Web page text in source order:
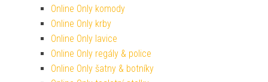
Online Only komody
Online Only krby
Online Only lavice
Online Only regály & police
Online Only šatny & botníky